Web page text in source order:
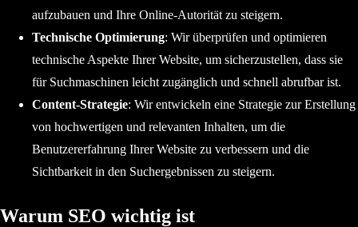
aufzubauen und Ihre Online-Autorität zu steigern.
Technische Optimierung: Wir überprüfen und optimieren
technische Aspekte Ihrer Website, um sicherzustellen, dass sie
für Suchmaschinen leicht zugänglich und schnell abrufbar ist.
Content-Strategie: Wir entwickeln eine Strategie zur Erstellung
von hochwertigen und relevanten Inhalten, um die
Benutzererfahrung Ihrer Website zu verbessern und die
Sichtbarkeit in den Suchergebnissen zu steigern.
Warum SEO wichtig ist